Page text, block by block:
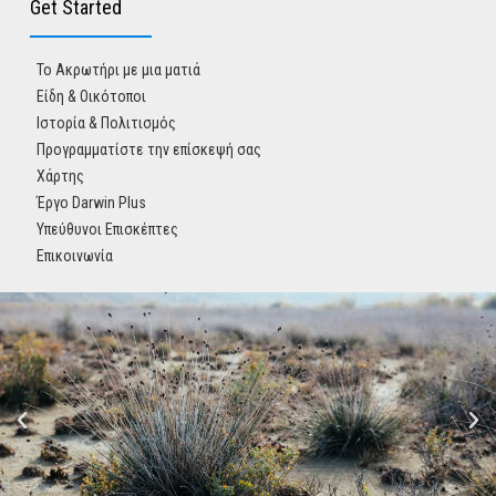
Get Started
Το Ακρωτήρι με μια ματιά
Είδη & Οικότοποι
Ιστορία & Πολιτισμός
Προγραμματίστε την επίσκεψή σας
Χάρτης
Έργο Darwin Plus
Υπεύθυνοι Επισκέπτες
Επικοινωνία